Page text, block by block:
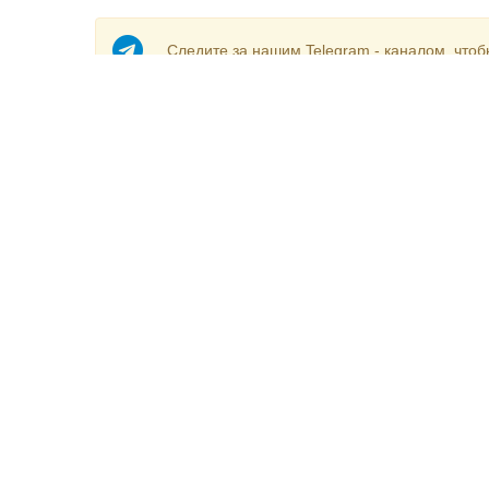
Следите за нашим Telegram - каналом,